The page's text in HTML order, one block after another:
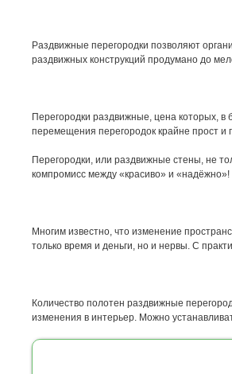
Раздвижные перегородки позволяют
раздвижных конструкций продумано до
Перегородки раздвижные, цена которых,
перемещения перегородок крайне прост
Перегородки, или раздвижные стены, не
компромисс между «красиво» и
Многим известно, что изменение
только время и деньги, но и нервы. С
Количество полотен раздвижные
изменения в интерьер. Можно